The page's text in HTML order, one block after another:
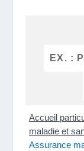
Accueil
maladie et
Assurance